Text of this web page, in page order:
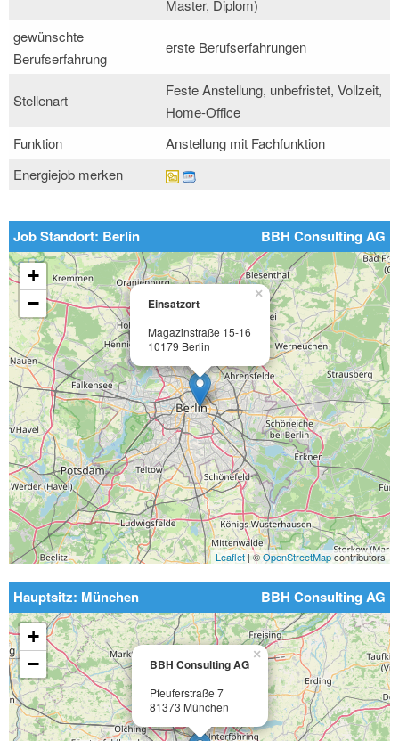
Master, Diplom)
gewünschte
Berufserfahrung
erste Berufserfahrungen
Stellenart
Feste Anstellung, unbefristet, Vollzeit,
Home-Office
Funktion
Anstellung mit Fachfunktion
Energiejob merken
BBH Consulting AG
Job Standort: Berlin
Einsatzort
Magazinstraße 15-16
10179 Berlin
×
+
−
Leaflet | ©OpenStreetMapcontributors
BBH Consulting AG
Hauptsitz: München
BBH Consulting AG
Pfeuferstraße 7
81373 München
×
+
−